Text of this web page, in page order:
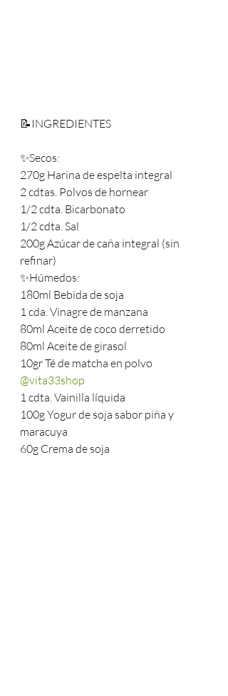
📝INGREDIENTES
✨Secos:
270g Harina de espelta integral
2 cdtas. Polvos de hornear
1/2 cdta. Bicarbonato
1/2 cdta. Sal
200g Azúcar de caña integral (sin
refinar)
✨Húmedos:
180ml Bebida de soja
1 cda. Vinagre de manzana
80ml Aceite de coco derretido
80ml Aceite de girasol
10gr Té de matcha en polvo
@vita33shop
1 cdta. Vainilla líquida
100g Yogur de soja sabor piña y
maracuya
60g Crema de soja